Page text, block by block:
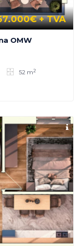
+ TVA
OMW
52 m2